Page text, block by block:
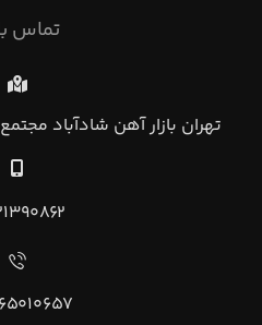
تماس
تهران بازار آهن شادآباد مجتمع
۰۲۱-